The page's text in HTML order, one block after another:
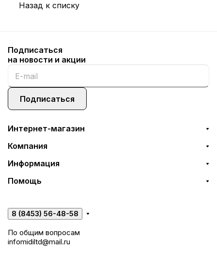
Назад к списку
Подписаться
на новости и акции
Подписаться
Интернет-магазин
Компания
Информация
Помощь
8 (8453) 56-48-58
По общим вопросам
infomidiltd@mail.ru